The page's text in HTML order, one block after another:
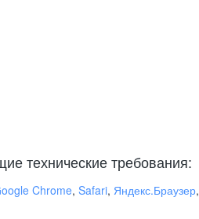
технические требования:
Chrome, Safari, Яндекс.Браузер,